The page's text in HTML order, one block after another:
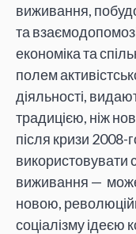
виживання,
та
економіка та
полем
діяльності,
традицією, ніж
після кризи
використовувати
виживання — може
новою,
соціалізму ідеєю